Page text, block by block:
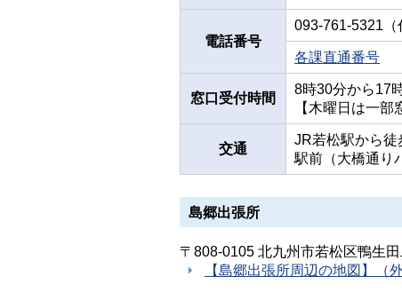
電話番号
093-761-5321（
各課直通番号
窓口受付時間
8時30分から17
【木曜日は一部
交通
JR若松駅から徒
駅前（大橋通り
島郷出張所
〒808-0105 北九州市若松区鴨生
【島郷出張所周辺の地図】（